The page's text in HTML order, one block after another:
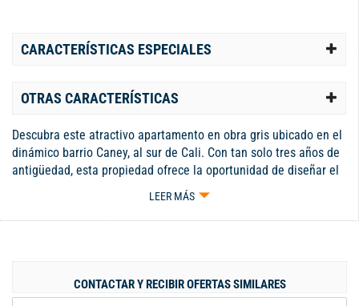
CARACTERÍSTICAS ESPECIALES
OTRAS CARACTERÍSTICAS
Descubra este atractivo apartamento en obra gris ubicado en el
dinámico barrio Caney, al sur de Cali. Con tan solo tres años de
antigüedad, esta propiedad ofrece la oportunidad de diseñar el
hogar de sus sueños. Su distribución permite aprovechar al
espacio para sala-comedor, balcón 3ra alcoba abierta, alcoba
encuentra en un estrato 4, lo que garantiza un entorno tranquilo
y seguro, cercano a importantes vías de acceso, centros
LEER MÁS
CONTACTAR Y RECIBIR OFERTAS SIMILARES